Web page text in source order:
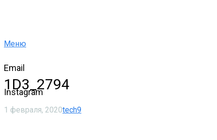
Меню
Email
Instagram
1D3_2794
1 февраля, 2020tech9